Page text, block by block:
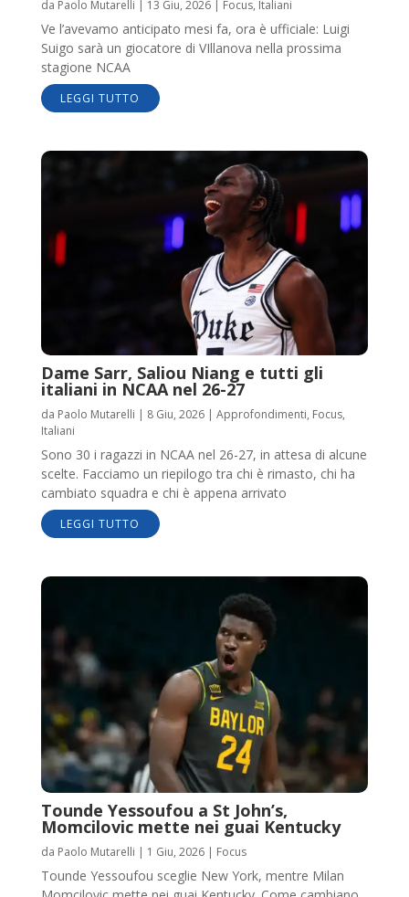
da Paolo Mutarelli | 13 Giu, 2026| Focus, Italiani
Ve l’avevamo anticipato mesi fa, ora è ufficiale: Luigi
Suigo sarà un giocatore di VIllanova nella prossima
stagione NCAA
LEGGI TUTTO
Dame Sarr, Saliou Niang e tutti gli
italiani in NCAA nel 26-27
da Paolo Mutarelli | 8 Giu, 2026| Approfondimenti, Focus,
Italiani
Sono 30 i ragazzi in NCAA nel 26-27, in attesa di alcune
scelte. Facciamo un riepilogo tra chi è rimasto, chi ha
cambiato squadra e chi è appena arrivato
LEGGI TUTTO
Tounde Yessoufou a St John’s,
Momcilovic mette nei guai Kentucky
da Paolo Mutarelli | 1 Giu, 2026| Focus
Tounde Yessoufou sceglie New York, mentre Milan